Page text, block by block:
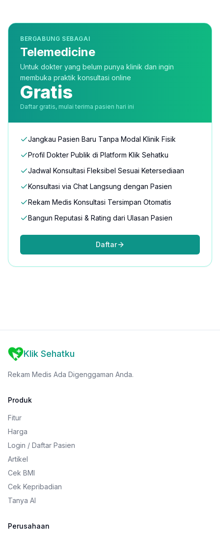
BERGABUNG SEBAGAI
Telemedicine
Untuk dokter yang belum punya klinik dan ingin
membuka praktik konsultasi online
Gratis
Daftar gratis, mulai terima pasien hari ini
Jangkau Pasien Baru Tanpa Modal Klinik Fisik
Profil Dokter Publik di Platform Klik Sehatku
Jadwal Konsultasi Fleksibel Sesuai Ketersediaan
Konsultasi via Chat Langsung dengan Pasien
Rekam Medis Konsultasi Tersimpan Otomatis
Bangun Reputasi & Rating dari Ulasan Pasien
Daftar
Klik Sehatku
Rekam Medis Ada Digenggaman Anda.
Produk
Fitur
Harga
Login / Daftar Pasien
Artikel
Cek BMI
Cek Kepribadian
Tanya AI
Perusahaan